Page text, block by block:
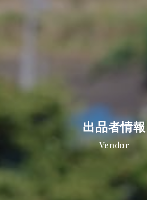
出品者情報
Vendor